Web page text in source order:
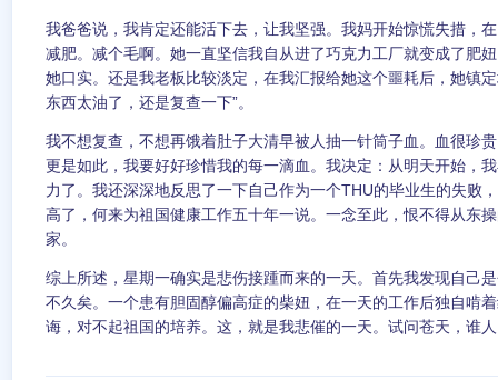
我爸爸说，我肯定还能活下去，让我坚强。我妈开始惊慌失措，
减肥。减个毛啊。她一直坚信我自从进了巧克力工厂就变成了肥
她口实。还是我老板比较淡定，在我汇报给她这个噩耗后，她镇
东西太油了，还是复查一下”。
我不想复查，不想再饿着肚子大清早被人抽一针筒子血。血很珍
更是如此，我要好好珍惜我的每一滴血。我决定：从明天开始，
力了。我还深深地反思了一下自己作为一个THU的毕业生的失败
高了，何来为祖国健康工作五十年一说。一念至此，恨不得从东
家。
综上所述，星期一确实是悲伤接踵而来的一天。首先我发现自己
不久矣。一个患有胆固醇偏高症的柴妞，在一天的工作后独自啃
诲，对不起祖国的培养。这，就是我悲催的一天。试问苍天，谁